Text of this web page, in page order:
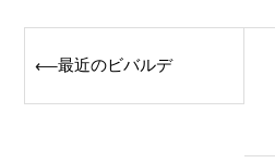
Post
navigation
⟵最近のビバルデ